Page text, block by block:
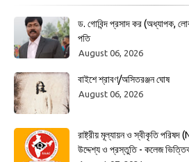
ড. গোবিন্দ প্রসাদ কর (অধ্যাপক,
পতি
August 06, 2026
বাইশে শ্রাবণ/অসিতরঞ্জন ঘোষ
August 06, 2026
রাষ্ট্রীয় মূল্যায়ন ও স্বীকৃতি
উদ্দেশ্য ও প্রস্তুতি - কলেজ